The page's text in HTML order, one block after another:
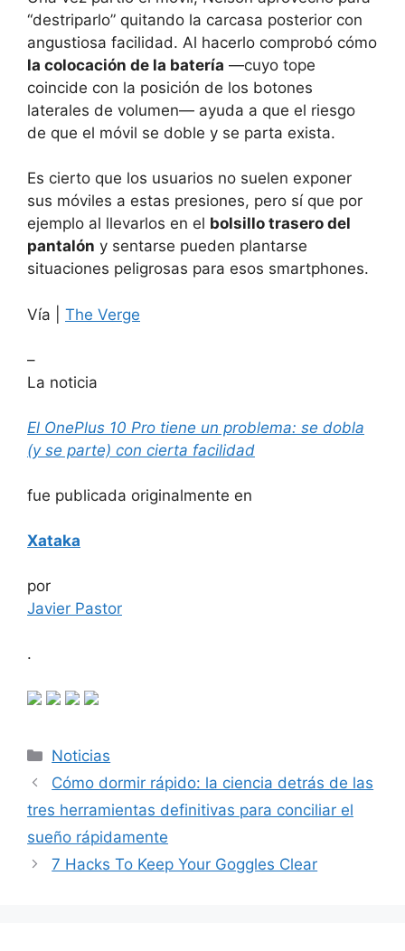
“destriparlo” quitando la carcasa posterior con
angustiosa facilidad. Al hacerlo comprobó cómo
la colocación de la batería —cuyo tope
coincide con la posición de los botones
laterales de volumen— ayuda a que el riesgo
de que el móvil se doble y se parta exista.
Es cierto que los usuarios no suelen exponer
sus móviles a estas presiones, pero sí que por
ejemplo al llevarlos en el bolsillo trasero del
pantalón y sentarse pueden plantarse
situaciones peligrosas para esos smartphones.
Vía | The Verge
–
La noticia
El OnePlus 10 Pro tiene un problema: se dobla
(y se parte) con cierta facilidad
fue publicada originalmente en
Xataka
por
Javier Pastor
.
Categorías
Noticias
Cómo dormir rápido: la ciencia detrás de las
tres herramientas definitivas para conciliar el
sueño rápidamente
7 Hacks To Keep Your Goggles Clear